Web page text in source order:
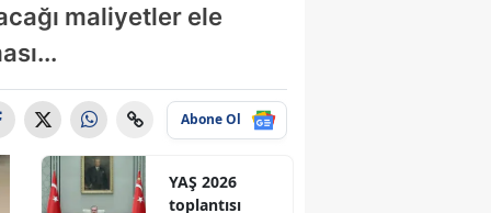
maliyetler ele
Abone Ol
YAŞ 2026
toplantısı